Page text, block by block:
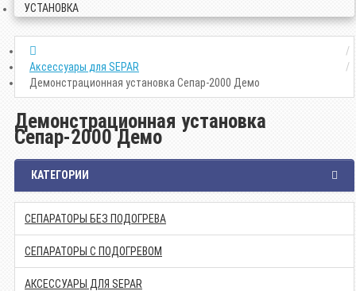
УСТАНОВКА
Аксессуары для SEPAR
Демонстрационная установка Сепар-2000 Демо
Демонстрационная установка
Сепар-2000 Демо
КАТЕГОРИИ
СЕПАРАТОРЫ БЕЗ ПОДОГРЕВА
СЕПАРАТОРЫ С ПОДОГРЕВОМ
АКСЕССУАРЫ ДЛЯ SEPAR